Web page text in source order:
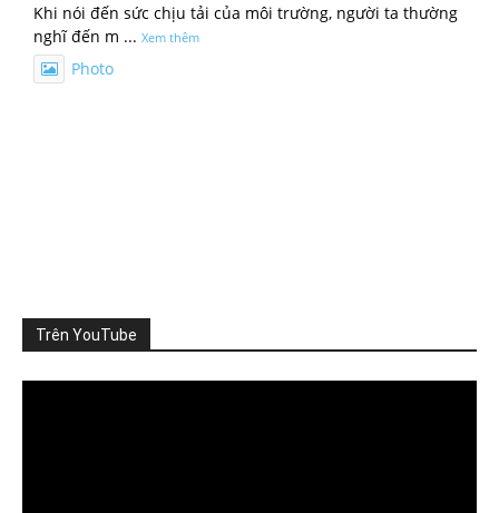
Khi nói đến sức chịu tải của môi trường, người ta thường
nghĩ đến m ... Xem thêm
Photo
Photo
Trên YouTube